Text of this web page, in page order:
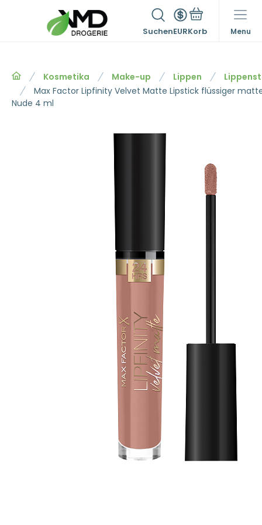
SuchenEUR Menu
Kosmetika Make-up Lippen
Max Factor Lipfinity Velvet Matte Lipstick flüssiger
Nude 4 ml